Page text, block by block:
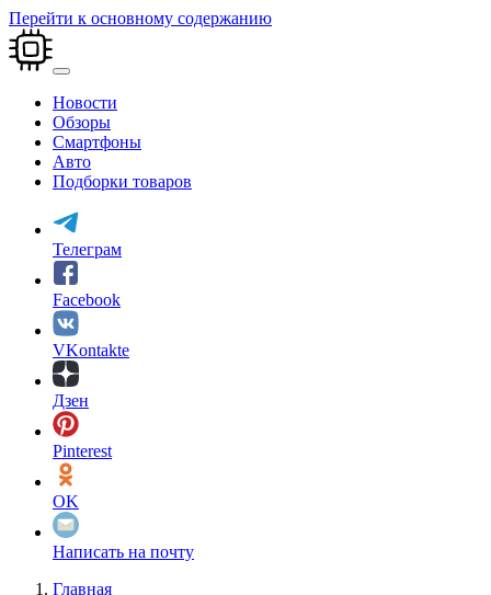
Перейти к основному содержанию
Новости
Обзоры
Смартфоны
Авто
Подборки товаров
Телеграм
Facebook
VKontakte
Дзен
Pinterest
OK
Написать на почту
Главная